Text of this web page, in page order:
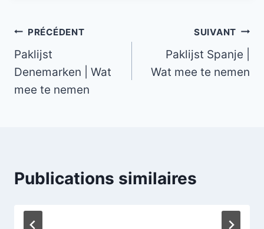
Navigation
de
l’article
PRÉCÉDENT
Paklijst
Denemarken | Wat
mee te nemen
SUIVANT
Paklijst Spanje |
Wat mee te nemen
Publications similaires